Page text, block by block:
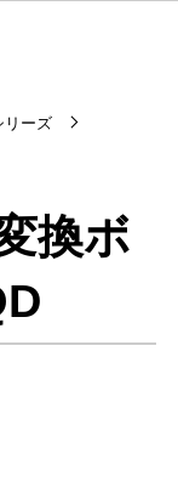
リーズ
換ボ